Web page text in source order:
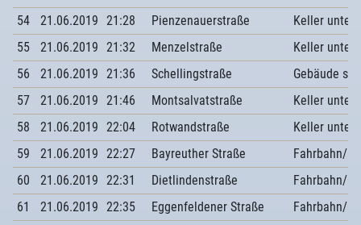
54
21.06.2019 21:28 Pienzenauerstraße
Keller unter
55
21.06.2019 21:32 Menzelstraße
Keller unter
56
21.06.2019 21:36 Schellingstraße
Gebäude
57
21.06.2019 21:46 Montsalvatstraße
Keller unter
58
21.06.2019 22:04 Rotwandstraße
Keller unter
59
21.06.2019 22:27 Bayreuther Straße
Fahrbahn/
60
21.06.2019 22:31 Dietlindenstraße
Fahrbahn/
61
21.06.2019 22:35 Eggenfeldener Straße
Fahrbahn/